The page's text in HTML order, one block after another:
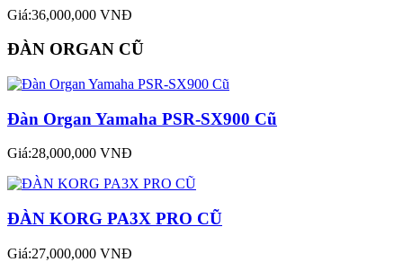
Giá:36,000,000 VNĐ
ĐÀN ORGAN CŨ
Đàn Organ Yamaha PSR-SX900 Cũ
Giá:28,000,000 VNĐ
ĐÀN KORG PA3X PRO CŨ
Giá:27,000,000 VNĐ